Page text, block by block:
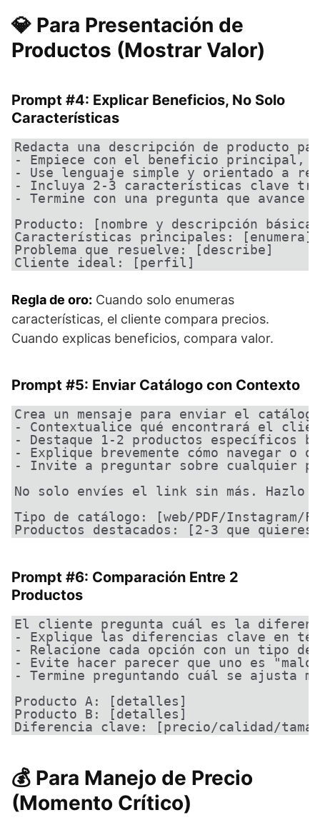
💎 Para Presentación de
Productos (Mostrar Valor)
Prompt #4: Explicar Beneficios, No Solo
Características
Redacta una descripción de producto
- Empiece con el beneficio principal,
- Use lenguaje simple y orientado a
- Incluya 2-3 características clave
- Termine con una pregunta que avance
Producto: [nombre y descripción básica]
Características principales: [enumera]
Problema que resuelve: [describe]
Cliente ideal: [perfil]
Regla de oro: Cuando solo enumeras
características, el cliente compara precios.
Cuando explicas beneficios, compara valor.
Prompt #5: Enviar Catálogo con Contexto
Crea un mensaje para enviar el
- Contextualice qué encontrará el
- Destaque 1-2 productos específicos
- Explique brevemente cómo navegar o
- Invite a preguntar sobre cualquier
No solo envíes el link sin más. Hazlo
Tipo de catálogo: [web/PDF/Instagram/
Productos destacados: [2-3 que quieres
Prompt #6: Comparación Entre 2
Productos
El cliente pregunta cuál es la
- Explique las diferencias clave en
- Relacione cada opción con un tipo de
- Evite hacer parecer que uno es "malo"
- Termine preguntando cuál se ajusta
Producto A: [detalles]
Producto B: [detalles]
Diferencia clave: [precio/calidad/
💰 Para Manejo de Precio
(Momento Crítico)